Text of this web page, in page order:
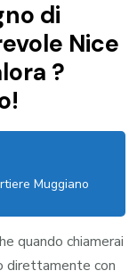
di
Nice
?
Muggiano
quando chiamerai
direttamente con